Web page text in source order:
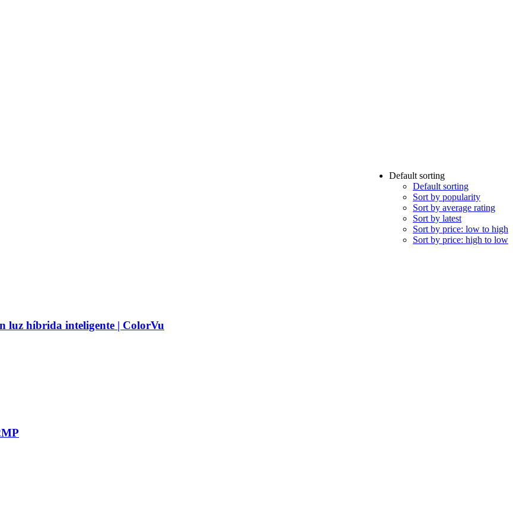
Default sorting
Default sorting
Sort by popularity
Sort by average rating
Sort by latest
Sort by price: low to high
Sort by price: high to low
luz híbrida inteligente | ColorVu